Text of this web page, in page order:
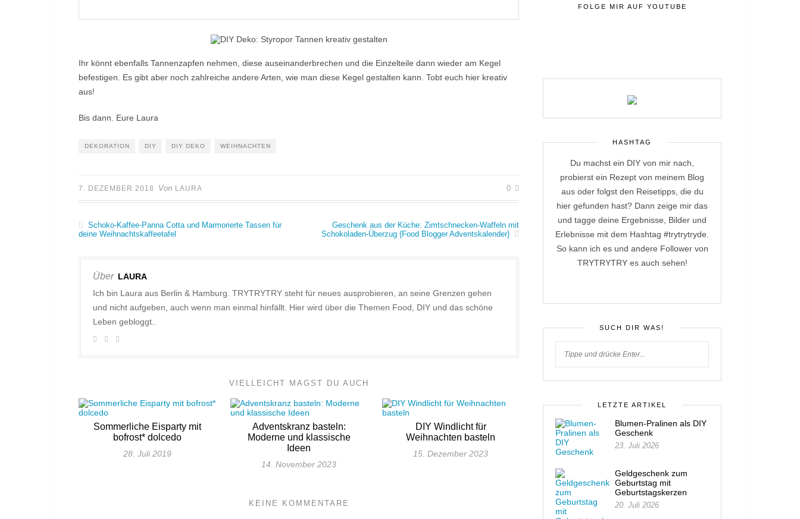
Ihr könnt ebenfalls Tannenzapfen nehmen, diese auseinanderbrechen und die Einzelteile dann wieder am Kegel
befestigen. Es gibt aber noch zahlreiche andere Arten, wie man diese Kegel gestalten kann. Tobt euch hier kreativ
aus!
Bis dann. Eure Laura
DEKORATION DIY DIY DEKO WEIHNACHTEN
7. DEZEMBER 2018 Von LAURA 0
Schoko-Kaffee-Panna Cotta und Marmorierte Tassen für
deine Weihnachtskaffeetafel
Geschenk aus der Küche: Zimtschnecken-Waffeln mit
Schokoladen-Überzug {Food Blogger Adventskalender}
Über LAURA
Ich bin Laura aus Berlin & Hamburg. TRYTRYTRY steht für neues ausprobieren, an seine Grenzen gehen
und nicht aufgeben, auch wenn man einmal hinfällt. Hier wird über die Themen Food, DIY und das schöne
Leben gebloggt..
VIELLEICHT MAGST DU AUCH
Sommerliche Eisparty mit
bofrost* dolcedo
28. Juli 2019
Adventskranz basteln:
Moderne und klassische
Ideen
14. November 2023
DIY Windlicht für
Weihnachten basteln
15. Dezember 2023
KEINE KOMMENTARE
FOLGE MIR AUF YOUTUBE
HASHTAG
Du machst ein DIY von mir nach,
probierst ein Rezept von meinem Blog
aus oder folgst den Reisetipps, die du
hier gefunden hast? Dann zeige mir das
und tagge deine Ergebnisse, Bilder und
Erlebnisse mit dem Hashtag #trytrytryde.
So kann ich es und andere Follower von
TRYTRYTRY es auch sehen!
SUCH DIR WAS!
LETZTE ARTIKEL
Blumen-Pralinen als DIY
Geschenk
23. Juli 2026
Geldgeschenk zum
Geburtstag mit
Geburtstagskerzen
20. Juli 2026